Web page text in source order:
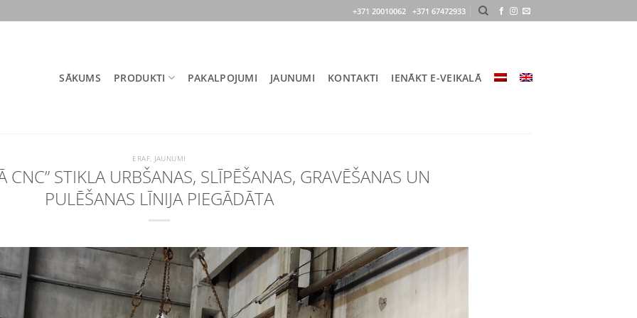
+371 20010062 +371 67472933
SĀKUMS PRODUKTI PAKALPOJUMI JAUNUMI KONTAKTI IENĀKT E-VEIKALĀ
ERAF, JAUNUMI
CNC” STIKLA URBŠANAS, SLĪPĒŠANAS, GRAVĒŠANAS UN
PULĒŠANAS LĪNIJA PIEGĀDĀTA